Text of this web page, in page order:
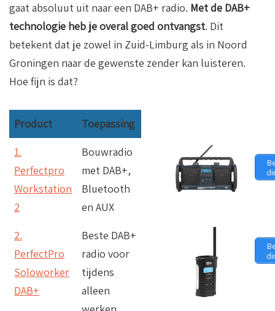
gaat absoluut uit naar een DAB+ radio. Met de DAB+
technologie heb je overal goed ontvangst. Dit
betekent dat je zowel in Zuid-Limburg als in Noord
Groningen naar de gewenste zender kan luisteren.
Hoe fijn is dat?
Product
Toepassing
1.
Perfectpro
Workstation
2
Bouwradio
met DAB+,
Bluetooth
en AUX
2.
PerfectPro
Soloworker
DAB+
Beste DAB+
radio voor
tijdens
alleen